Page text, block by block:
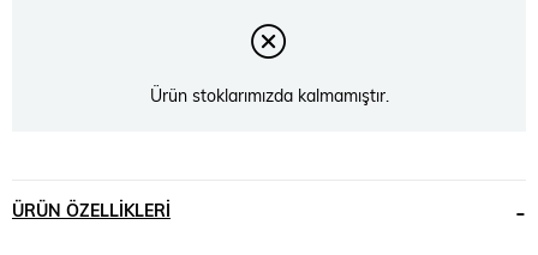
Ürün stoklarımızda kalmamıştır.
ÜRÜN ÖZELLIKLERI